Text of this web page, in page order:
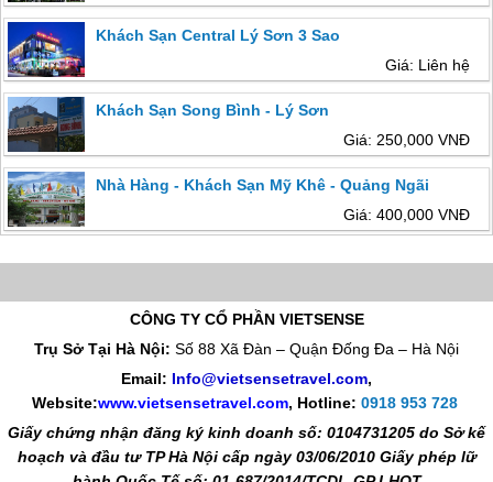
Khách Sạn Central Lý Sơn 3 Sao
Giá: Liên hệ
Khách Sạn Song Bình - Lý Sơn
Giá: 250,000 VNĐ
Nhà Hàng - Khách Sạn Mỹ Khê - Quảng Ngãi
Giá: 400,000 VNĐ
CÔNG TY CỔ PHẦN VIETSENSE
Trụ Sở Tại Hà Nội: Số 88 Xã Đàn – Quận Đống Đa – Hà Nội
Email: Info@vietsensetravel.com,
Website:www.vietsensetravel.com, Hotline: 0918 953 728
Giấy chứng nhận đăng ký kinh doanh số: 0104731205 do Sở kế
hoạch và đầu tư TP Hà Nội cấp ngày 03/06/2010 Giấy phép lữ